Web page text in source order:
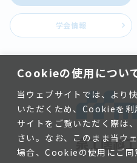
Cookieの使用につい
当ウェブサイトでは、より
いただくため、Cookieを利
サイトをご覧いただく際は
さい。なお、このまま当ウ
場合、Cookieの使用にご同
学会情報